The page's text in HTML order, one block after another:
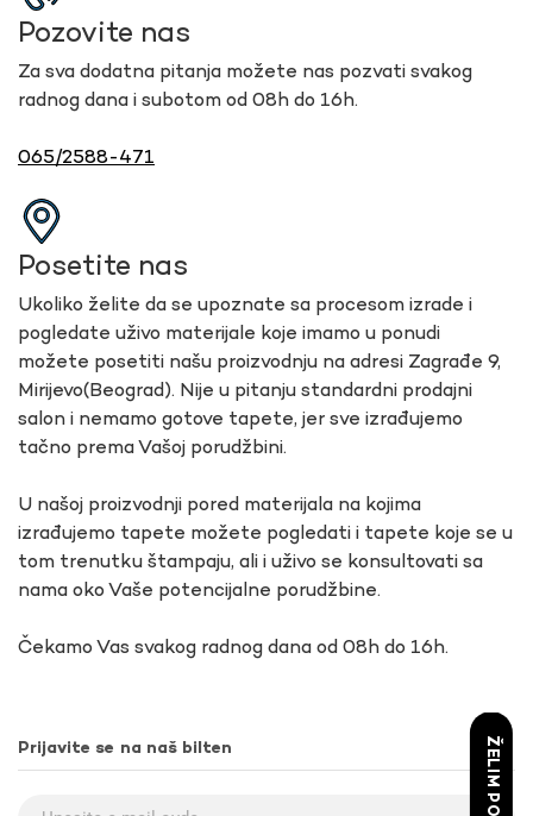
Pozovite nas
Za sva dodatna pitanja možete nas pozvati svakog
radnog dana i subotom od 08h do 16h.
065/2588-471
Posetite nas
Ukoliko želite da se upoznate sa procesom izrade i
pogledate uživo materijale koje imamo u ponudi
možete posetiti našu proizvodnju na adresi Zagrađe 9,
Mirijevo(Beograd). Nije u pitanju standardni prodajni
salon i nemamo gotove tapete, jer sve izrađujemo
tačno prema Vašoj porudžbini.
U našoj proizvodnji pored materijala na kojima
izrađujemo tapete možete pogledati i tapete koje se u
tom trenutku štampaju, ali i uživo se konsultovati sa
nama oko Vaše potencijalne porudžbine.
Čekamo Vas svakog radnog dana od 08h do 16h.
Prijavite se na naš bilten